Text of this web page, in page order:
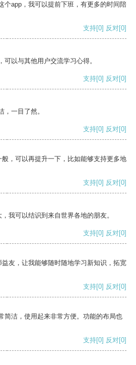
个app，我可以提前下班，有更多的时间陪
支持[0] 反对[0]
以与其他用户交流学习心得。
支持[0] 反对[0]
一目了然。
支持[0] 反对[0]
，可以再提升一下，比如能够支持更多地
支持[0] 反对[0]
我可以结识到来自世界各地的朋友。
支持[0] 反对[0]
友，让我能够随时随地学习新知识，拓宽
支持[0] 反对[0]
简洁，使用起来非常方便。功能的布局也
支持[0] 反对[0]